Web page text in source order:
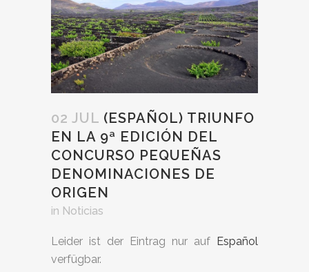
02 JUL (ESPAÑOL) TRIUNFO
EN LA 9ª EDICIÓN DEL
CONCURSO PEQUEÑAS
DENOMINACIONES DE
ORIGEN
in Noticias
Leider ist der Eintrag nur auf Español
verfügbar.